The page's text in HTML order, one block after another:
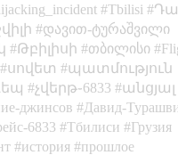
Tbilisi
დავით-ტურაშვილი
Թբիլիսի თბილისი
սովետ
պատմություն
չվերթ֊6833
անցյալ
джинсов
Давид-
6833 Тбилиси
Грузия
история прошлое